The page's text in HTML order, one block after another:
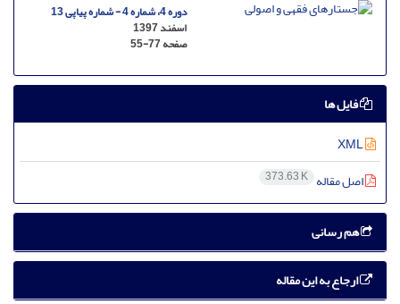
دوره 4، شماره 4 - شماره پیاپی 13
اسفند 1397
صفحه55-77
فایل ها
اصل مقاله 373.63 K
هم رسانی
ارجاع به این مقاله